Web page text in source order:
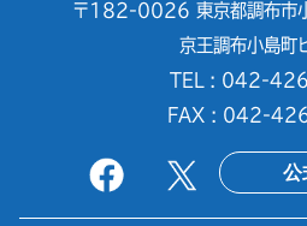
〒182-0026 東京都調布市
京王調布小島町
TEL : 042-
FAX : 042-
公